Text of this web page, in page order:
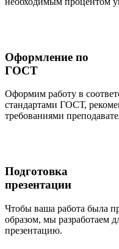
Оформление по
ГОСТ
Оформим работу в
стандартами ГОСТ,
требованиями
Подготовка
презентации
Чтобы ваша работа была
образом, мы разработаем
презентацию.